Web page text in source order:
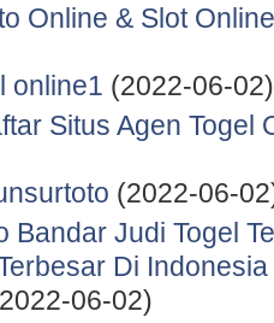
Online & Slot
online1 (2022-06-02)
Situs Agen Togel
(2022-06-
Bandar Judi Togel
Di Indonesia
06-02)